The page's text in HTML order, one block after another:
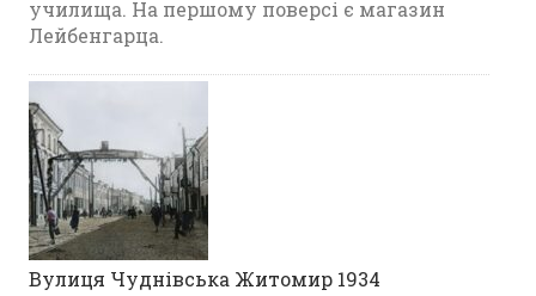
училища. На першому поверсі є магазин
Лейбенгарца.
Вулиця Чуднівська Житомир 1934